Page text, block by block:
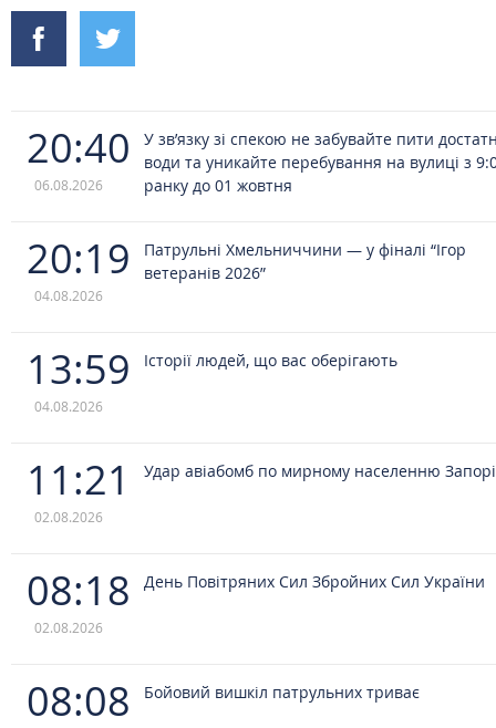
20:40
06.08.2026
У зв’язку зі спекою не забувайте пити
води та уникайте перебування на вулиці з
ранку до 01 жовтня
20:19
04.08.2026
Патрульні Хмельниччини — у фіналі “Ігор
ветеранів 2026”
13:59
04.08.2026
Історії людей, що вас оберігають
11:21
02.08.2026
Удар авіабомб по мирному населенню
08:18
02.08.2026
День Повітряних Сил Збройних Сил України
08:08 Бойовий вишкіл патрульних триває